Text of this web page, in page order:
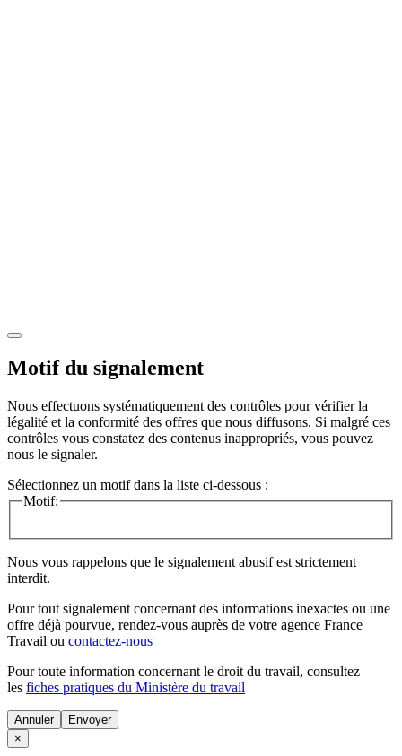
Motif du signalement
Nous effectuons systématiquement des contrôles pour vérifier la
légalité et la conformité des offres que nous diffusons. Si malgré ces
contrôles vous constatez des contenus inappropriés, vous pouvez
nous le signaler.
Sélectionnez un motif dans la liste ci-dessous :
Motif:
Nous vous rappelons que le signalement abusif est strictement
interdit.
Pour tout signalement concernant des informations inexactes ou une
offre déjà pourvue, rendez-vous auprès de votre agence France
Travail ou contactez-nous
Pour toute information concernant le droit du travail, consultez
les fiches pratiques du Ministère du travail
Annuler
×